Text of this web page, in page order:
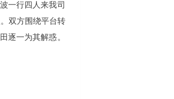
一行四人来我司
双方围绕平台转
逐一为其解惑。